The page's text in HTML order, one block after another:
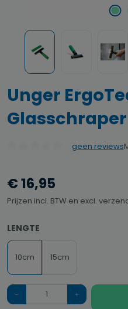
Unger
Glasschraper
geen reviews
€ 16,95
Prijzen incl. BTW en excl.
SELECTEER
LENGTE
10cm 15cm
Hoeveelheid